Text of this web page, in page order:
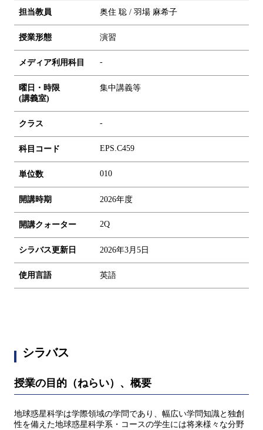
担当教員 奥住 聡 / 羽場 麻希子
授業形態 演習
メディア利用科目 -
曜日・時限
(講義室)
集中講義等
クラス -
科目コード EPS.C459
単位数 010
開講時期 2026年度
開講クォーター 2Q
シラバス更新日 2026年3月5日
使用言語 英語
シラバス
授業の目的（ねらい）、概要
地球惑星科学は学際領域の学問であり、幅広い学問知識と独創
性を備えた地球惑星科学系・コースの学生には将来様々な分野